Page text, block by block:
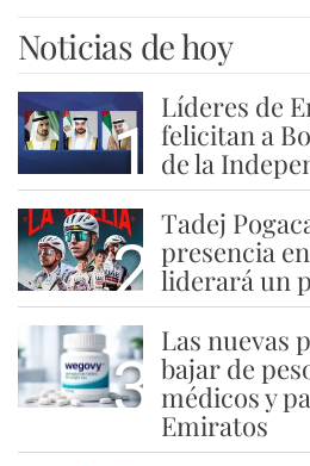
Noticias de hoy
1
Líderes de
felicitan a
de la
2
Tadej
presencia
liderará un
3
Las nuevas
bajar de
médicos y
Emiratos